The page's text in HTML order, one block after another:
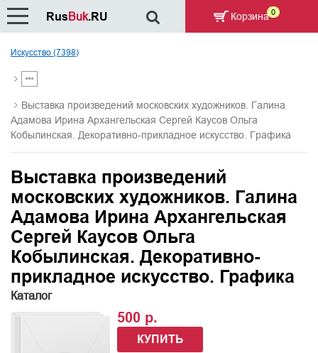
Искусство (7398)
Выставка произведений московских художников. Галина
Адамова Ирина Архангельская Сергей Каусов Ольга
Кобылинская. Декоративно-прикладное искусство. Графика
Выставка произведений
московских художников. Галина
Адамова Ирина Архангельская
Сергей Каусов Ольга
Кобылинская. Декоративно-
прикладное искусство. Графика
Каталог
500 р.
КУПИТЬ
RusBuk.RU Корзина 0